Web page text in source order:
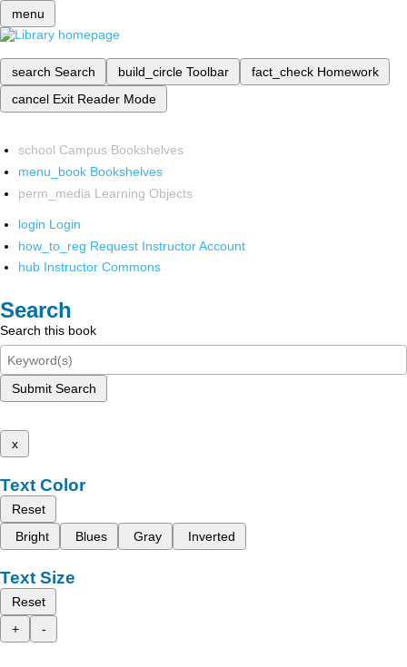
menu
search Search build_circle Toolbar fact_check Homework
cancel Exit Reader Mode
school Campus Bookshelves
menu_book Bookshelves
perm_media Learning Objects
login Login
how_to_reg Request Instructor Account
hub Instructor Commons
Search
Search this book
Submit Search
x
Text Color
Reset
Bright
Blues Gray Inverted
Text Size
Reset
+
-